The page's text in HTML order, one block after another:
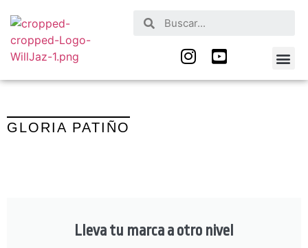
GLORIA PATIÑO
Lleva tu marca a otro nivel